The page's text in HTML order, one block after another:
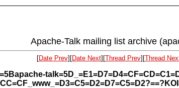
Apache-Talk mailing list archive
[Date Prev][Date Next][Thread Prev][Thread